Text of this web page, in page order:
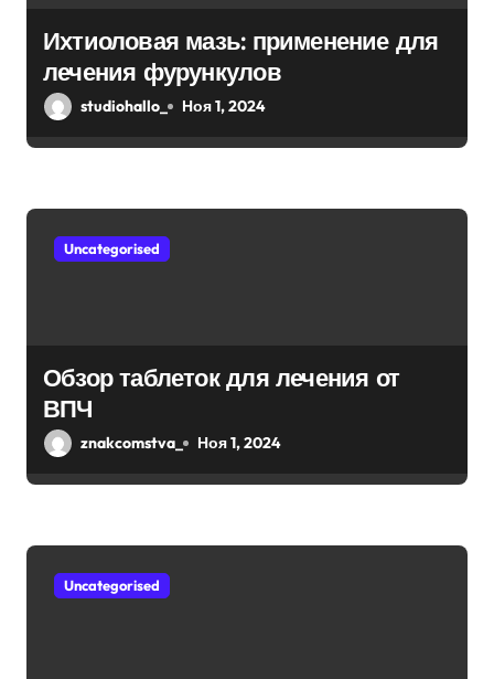
п
и
с
м
Ихтиоловая мазь: применение для
лечения фурункулов
studiohallo_ Ноя 1, 2024
Uncategorised
Обзор таблеток для лечения от
ВПЧ
znakcomstva_ Ноя 1, 2024
Uncategorised